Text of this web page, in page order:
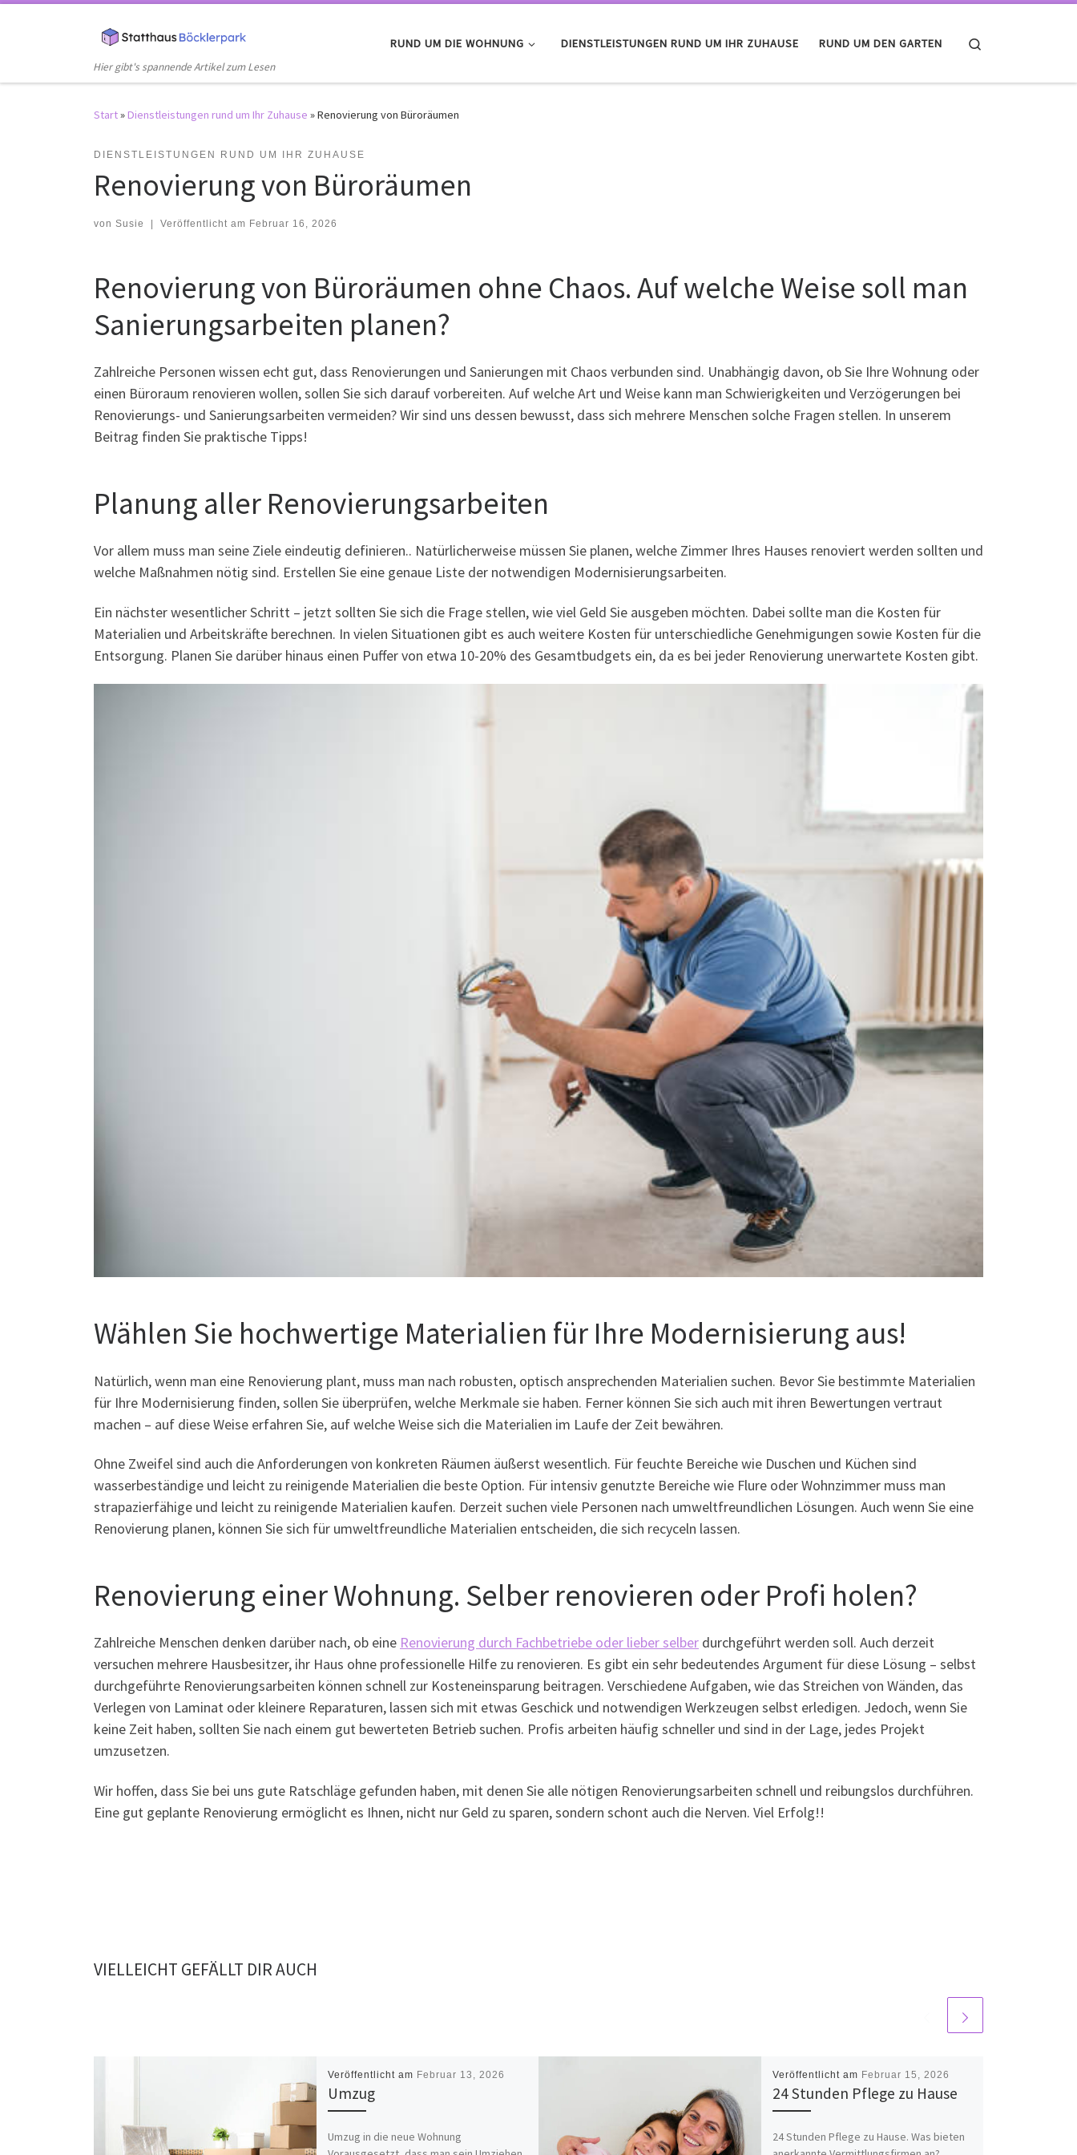
Hier gibt's spannende Artikel zum Lesen
RUND UM DIE WOHNUNG DIENSTLEISTUNGEN RUND UM IHR ZUHAUSE RUND UM DEN GARTEN
Start»Dienstleistungen rund um Ihr Zuhause »Renovierung von Büroräumen
DIENSTLEISTUNGEN RUND UM IHR ZUHAUSE
Renovierung von Büroräumen
von Susie Veröffentlicht am Februar 16, 2026
Renovierung von Büroräumen ohne Chaos. Auf welche Weise soll man
Sanierungsarbeiten planen?
Zahlreiche Personen wissen echt gut, dass Renovierungen und Sanierungen mit Chaos verbunden sind. Unabhängig davon, ob Sie Ihre Wohnung oder
einen Büroraum renovieren wollen, sollen Sie sich darauf vorbereiten. Auf welche Art und Weise kann man Schwierigkeiten und Verzögerungen bei
Renovierungs- und Sanierungsarbeiten vermeiden? Wir sind uns dessen bewusst, dass sich mehrere Menschen solche Fragen stellen. In unserem
Beitrag finden Sie praktische Tipps!
Planung aller Renovierungsarbeiten
Vor allem muss man seine Ziele eindeutig definieren.. Natürlicherweise müssen Sie planen, welche Zimmer Ihres Hauses renoviert werden sollten und
welche Maßnahmen nötig sind. Erstellen Sie eine genaue Liste der notwendigen Modernisierungsarbeiten.
Ein nächster wesentlicher Schritt – jetzt sollten Sie sich die Frage stellen, wie viel Geld Sie ausgeben möchten. Dabei sollte man die Kosten für
Materialien und Arbeitskräfte berechnen. In vielen Situationen gibt es auch weitere Kosten für unterschiedliche Genehmigungen sowie Kosten für die
Entsorgung. Planen Sie darüber hinaus einen Puffer von etwa 10-20% des Gesamtbudgets ein, da es bei jeder Renovierung unerwartete Kosten gibt.
Wählen Sie hochwertige Materialien für Ihre Modernisierung aus!
Natürlich, wenn man eine Renovierung plant, muss man nach robusten, optisch ansprechenden Materialien suchen. Bevor Sie bestimmte Materialien
für Ihre Modernisierung finden, sollen Sie überprüfen, welche Merkmale sie haben. Ferner können Sie sich auch mit ihren Bewertungen vertraut
machen – auf diese Weise erfahren Sie, auf welche Weise sich die Materialien im Laufe der Zeit bewähren.
Ohne Zweifel sind auch die Anforderungen von konkreten Räumen äußerst wesentlich. Für feuchte Bereiche wie Duschen und Küchen sind
wasserbeständige und leicht zu reinigende Materialien die beste Option. Für intensiv genutzte Bereiche wie Flure oder Wohnzimmer muss man
strapazierfähige und leicht zu reinigende Materialien kaufen. Derzeit suchen viele Personen nach umweltfreundlichen Lösungen. Auch wenn Sie eine
Renovierung planen, können Sie sich für umweltfreundliche Materialien entscheiden, die sich recyceln lassen.
Renovierung einer Wohnung. Selber renovieren oder Profi holen?
Zahlreiche Menschen denken darüber nach, ob eine Renovierung durch Fachbetriebe oder lieber selber durchgeführt werden soll. Auch derzeit
versuchen mehrere Hausbesitzer, ihr Haus ohne professionelle Hilfe zu renovieren. Es gibt ein sehr bedeutendes Argument für diese Lösung – selbst
durchgeführte Renovierungsarbeiten können schnell zur Kosteneinsparung beitragen. Verschiedene Aufgaben, wie das Streichen von Wänden, das
Verlegen von Laminat oder kleinere Reparaturen, lassen sich mit etwas Geschick und notwendigen Werkzeugen selbst erledigen. Jedoch, wenn Sie
keine Zeit haben, sollten Sie nach einem gut bewerteten Betrieb suchen. Profis arbeiten häufig schneller und sind in der Lage, jedes Projekt
umzusetzen.
Wir hoffen, dass Sie bei uns gute Ratschläge gefunden haben, mit denen Sie alle nötigen Renovierungsarbeiten schnell und reibungslos durchführen.
Eine gut geplante Renovierung ermöglicht es Ihnen, nicht nur Geld zu sparen, sondern schont auch die Nerven. Viel Erfolg!!
VIELLEICHT GEFÄLLT DIR AUCH
Veröffentlicht am Februar 13, 2026
Umzug
Umzug in die neue Wohnung
Veröffentlicht am Februar 15, 2026
24 Stunden Pflege zu Hause
24 Stunden Pflege zu Hause. Was bieten